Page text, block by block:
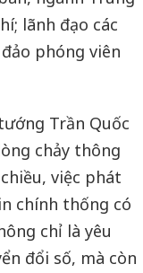
lãnh đạo các
phóng viên
Trần Quốc
chảy thông
việc phát
chính thống có
chỉ là yêu
đổi số, mà còn